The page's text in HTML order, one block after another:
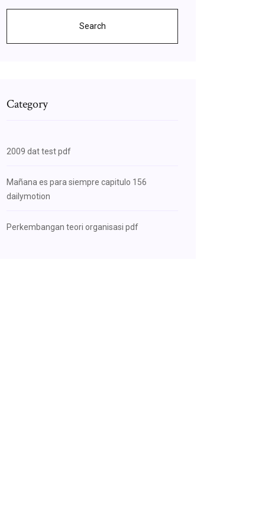
Search
Category
2009 dat test pdf
Mañana es para siempre capitulo 156
dailymotion
Perkembangan teori organisasi pdf